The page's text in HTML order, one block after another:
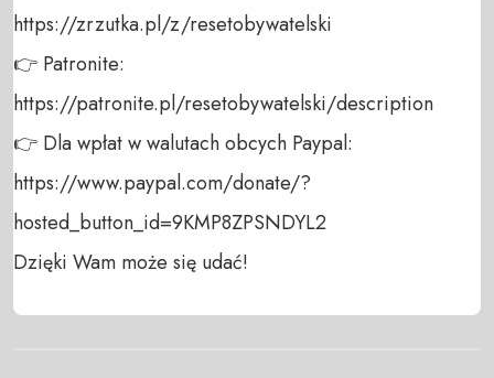
https://zrzutka.pl/z/resetobywatelski
👉 Patronite:
https://patronite.pl/resetobywatelski/description
👉 Dla wpłat w walutach obcych Paypal:
https://www.paypal.com/donate/?
hosted_button_id=9KMP8ZPSNDYL2
Dzięki Wam może się udać!